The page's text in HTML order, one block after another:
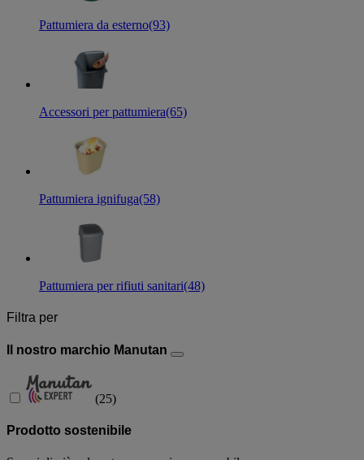
Pattumiera da esterno(93)
Accessori per pattumiera(65)
Pattumiera ignifuga(58)
Pattumiera per rifiuti sanitari(48)
Filtra per
Il nostro marchio Manutan
(25)
Prodotto sostenibile